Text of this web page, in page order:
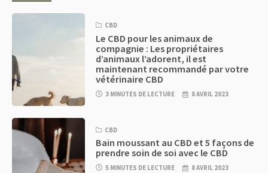
CBD
Le CBD pour les animaux de
compagnie : Les propriétaires
d’animaux l’adorent, il est
maintenant recommandé par votre
vétérinaire CBD
3 MINUTES DE LECTURE 8 AVRIL 2023
CBD
Bain moussant au CBD et 5 façons de
prendre soin de soi avec le CBD
5 MINUTES DE LECTURE 8 AVRIL 2023